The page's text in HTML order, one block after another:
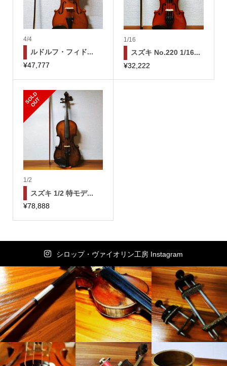
4/4
ルドルフ・フィド...
¥47,777
1/16
スズキ No.220 1/16...
¥32,222
S
O
L
D
O
U
T
1/2
スズキ 1/2 特モデ...
¥78,888
シロップ・ヴァイオリン工房 Instagram